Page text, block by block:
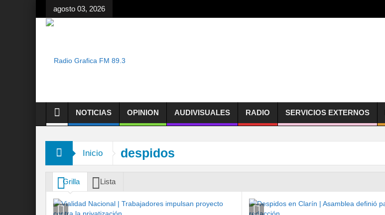
agosto 03, 2026
NOTICIAS OPINION AUDIVISUALES RADIO SERVICIOS EXTERNOS
Inicio despidos
Grilla Lista